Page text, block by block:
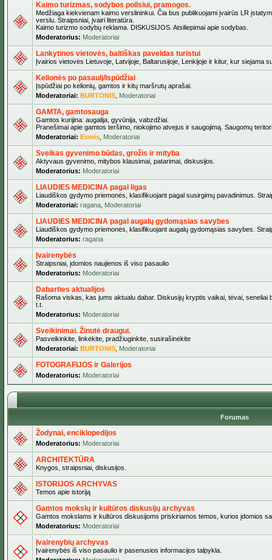
Kaimo turizmas, sodybos poilsiui, pramogos.
Medžiaga kiekvienam kaimo verslininkui. Čia bus publikuojami įvairūs LR
verslu. Straipsniai, įvairi literatūra.
Kaimo turizmo sodybų reklama. DISKUSIJOS. Atsiliepimai apie sodybas.
Moderatorius: Moderatoriai
Lankytinos vietovės, baltiškas paveldas turistui
Įvairios vietovės Lietuvoje, Latvijoje, Baltarusijoje, Lenkijoje ir kitur, kur siejama
Kelionės po pasaulį/Ispūdžiai
Įspūdžiai po kelionių, gamtos ir kitų maršrutų aprašai.
Moderatoriai: BURTONIS Moderatoriai
GAMTA, gamtosauga
Gamtos kurijina: augalija, gyvūnija, vabzdžiai.
Pranešimai apie gamtos teršimo, niokojimo atvejus ir saugojimą. Saugomų
Moderatoriai: Esmis Moderatoriai
Sveikas gyvenimo būdas, grožis ir mityba
Aktyvaus gyvenimo, mitybos klausimai, patarimai, diskusijos.
Moderatorius: Moderatoriai
LIAUDIES MEDICINA pagal ligas
Liaudiškos gydymo priemonės, klasifikuojant pagal susirgimų pavadinimus.
Moderatoriai: ragana Moderatoriai
LIAUDIES MEDICINA pagal augalų gydomąsias savybes
Liaudiškos gydymo priemonės, klasifikuojant augalų gydomąsias savybes.
Moderatorius: ragana
Įvairenybės
Straipsniai, įdomios naujienos iš viso pasaulio
Moderatorius: Moderatoriai
Dabarties aktualijos
Rašoma viskas, kas jums aktualu dabar. Diskusijų kryptis vaikai, tėvai, seneliai
t.t.
Moderatorius: Moderatoriai
Sveikinimai. Žinutė draugui.
Pasveikinkite, linkėkite, pradžiuginkite, susirašinėkite
Moderatoriai: BURTONIS Moderatoriai
FOTOGRAFIJOS ir Galerijos
Moderatorius: Moderatoriai
Forumas
Žodynai, enciklopedijos
Moderatorius: Moderatoriai
ARCHITEKTŪRA
Knygos, straipsniai, diskusijos.
ISTORIJOS ARCHYVAS
Temos apie istoriją
Gamtos mokslų ir kultūros diskusijų archyvas
Gamtos mokslams ir kultūros diskusijoms priskiriamos temos, kurios įdomios
Moderatorius: Moderatoriai
Įvairenybių archyvas
Įvairenybės iš viso pasaulio ir pasenusios informacijos talpykla.